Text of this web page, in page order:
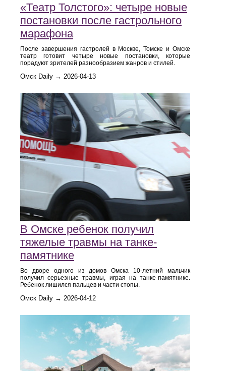
«Театр Толстого»: четыре новые
постановки после гастрольного
марафона
После завершения гастролей в Москве, Томске и Омске
театр готовит четыре новые постановки, которые
порадуют зрителей разнообразием жанров и стилей.
Омск Daily → 2026-04-13
В Омске ребенок получил
тяжелые травмы на танке-
памятнике
Во дворе одного из домов Омска 10-летний мальчик
получил серьезные травмы, играя на танке-памятнике.
Ребенок лишился пальцев и части стопы.
Омск Daily → 2026-04-12